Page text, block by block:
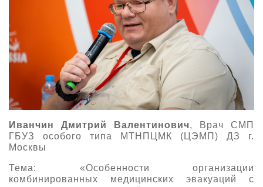
Иванчин Дмитрий Валентинович, Врач СМП
ГБУЗ особого типа МТНПЦМК (ЦЭМП) ДЗ г.
Москвы
Тема: «Особенности организации
комбинированных медицинских эвакуаций с